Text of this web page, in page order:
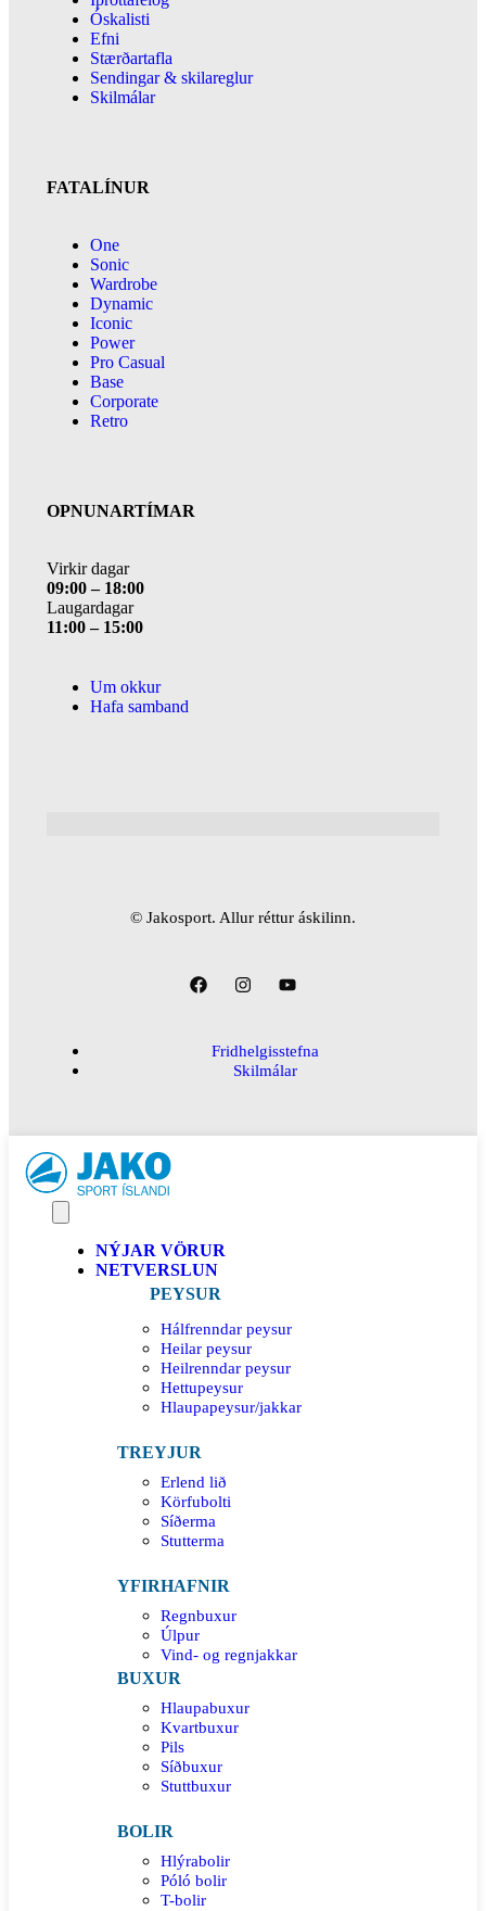
Óskalisti
Efni
Stærðartafla
Sendingar & skilareglur
Skilmálar
FATALÍNUR
One
Sonic
Wardrobe
Dynamic
Iconic
Power
Pro Casual
Base
Corporate
Retro
OPNUNARTÍMAR
Virkir dagar
09:00 – 18:00
Laugardagar
11:00 – 15:00
Um okkur
Hafa samband
© Jakosport. Allur réttur áskilinn.
Fridhelgisstefna
Skilmálar
NÝJAR VÖRUR
NETVERSLUN
PEYSUR
Hálfrenndar peysur
Heilar peysur
Heilrenndar peysur
Hettupeysur
Hlaupapeysur/jakkar
TREYJUR
Erlend lið
Körfubolti
Síðerma
Stutterma
YFIRHAFNIR
Regnbuxur
Úlpur
Vind- og regnjakkar
BUXUR
Hlaupabuxur
Kvartbuxur
Pils
Síðbuxur
Stuttbuxur
BOLIR
Hlýrabolir
Póló bolir
T-bolir